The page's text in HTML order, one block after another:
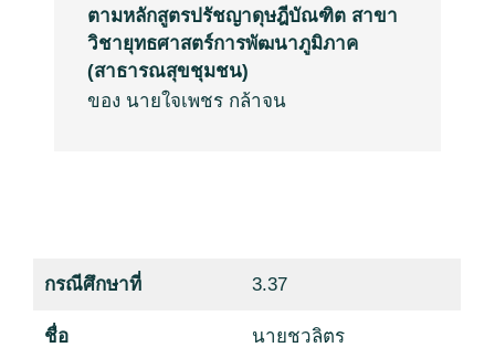
ตามหลักสูตรปรัชญาดุษฎีบัณฑิต สาขา
วิชายุทธศาสตร์การพัฒนาภูมิภาค
(สาธารณสุขชุมชน)
ของ นายใจเพชร กล้าจน
กรณีศึกษาที่ 3.37
ชื่อ นายชวลิตร